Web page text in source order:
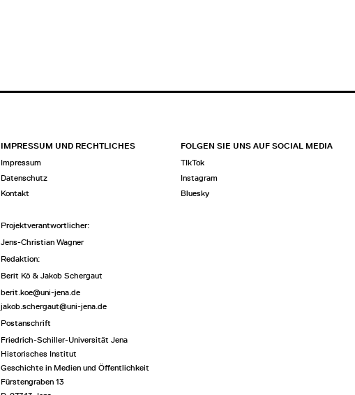
IMPRESSUM UND RECHTLICHES
Impressum
Datenschutz
Kontakt
Projektverantwortlicher:
Jens-Christian Wagner
Redaktion:
Berit Kö & Jakob Schergaut
berit.koe@uni-jena.de
jakob.schergaut@uni-jena.de
Postanschrift
Friedrich-Schiller-Universität Jena
Historisches Institut
Geschichte in Medien und Öffentlichkeit
Fürstengraben 13
FOLGEN SIE UNS AUF SOCIAL MEDIA
TIkTok
Instagram
Bluesky